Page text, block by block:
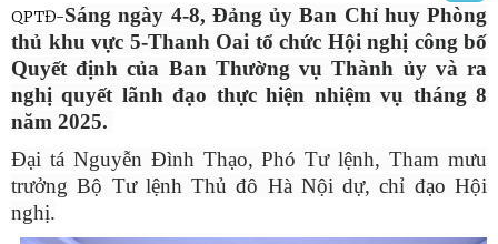
QPTĐ-Sáng ngày 4-8, Đảng ủy Ban Chỉ huy Phòng
thủ khu vực 5-Thanh Oai tổ chức Hội nghị công bố
Quyết định của Ban Thường vụ Thành ủy và ra
nghị quyết lãnh đạo thực hiện nhiệm vụ tháng 8
năm 2025.
Đại tá Nguyễn Đình Thạo, Phó Tư lệnh, Tham mưu
trưởng Bộ Tư lệnh Thủ đô Hà Nội dự, chỉ đạo Hội
nghị.